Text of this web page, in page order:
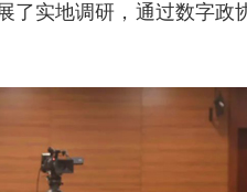
了实地调研，通过数字政